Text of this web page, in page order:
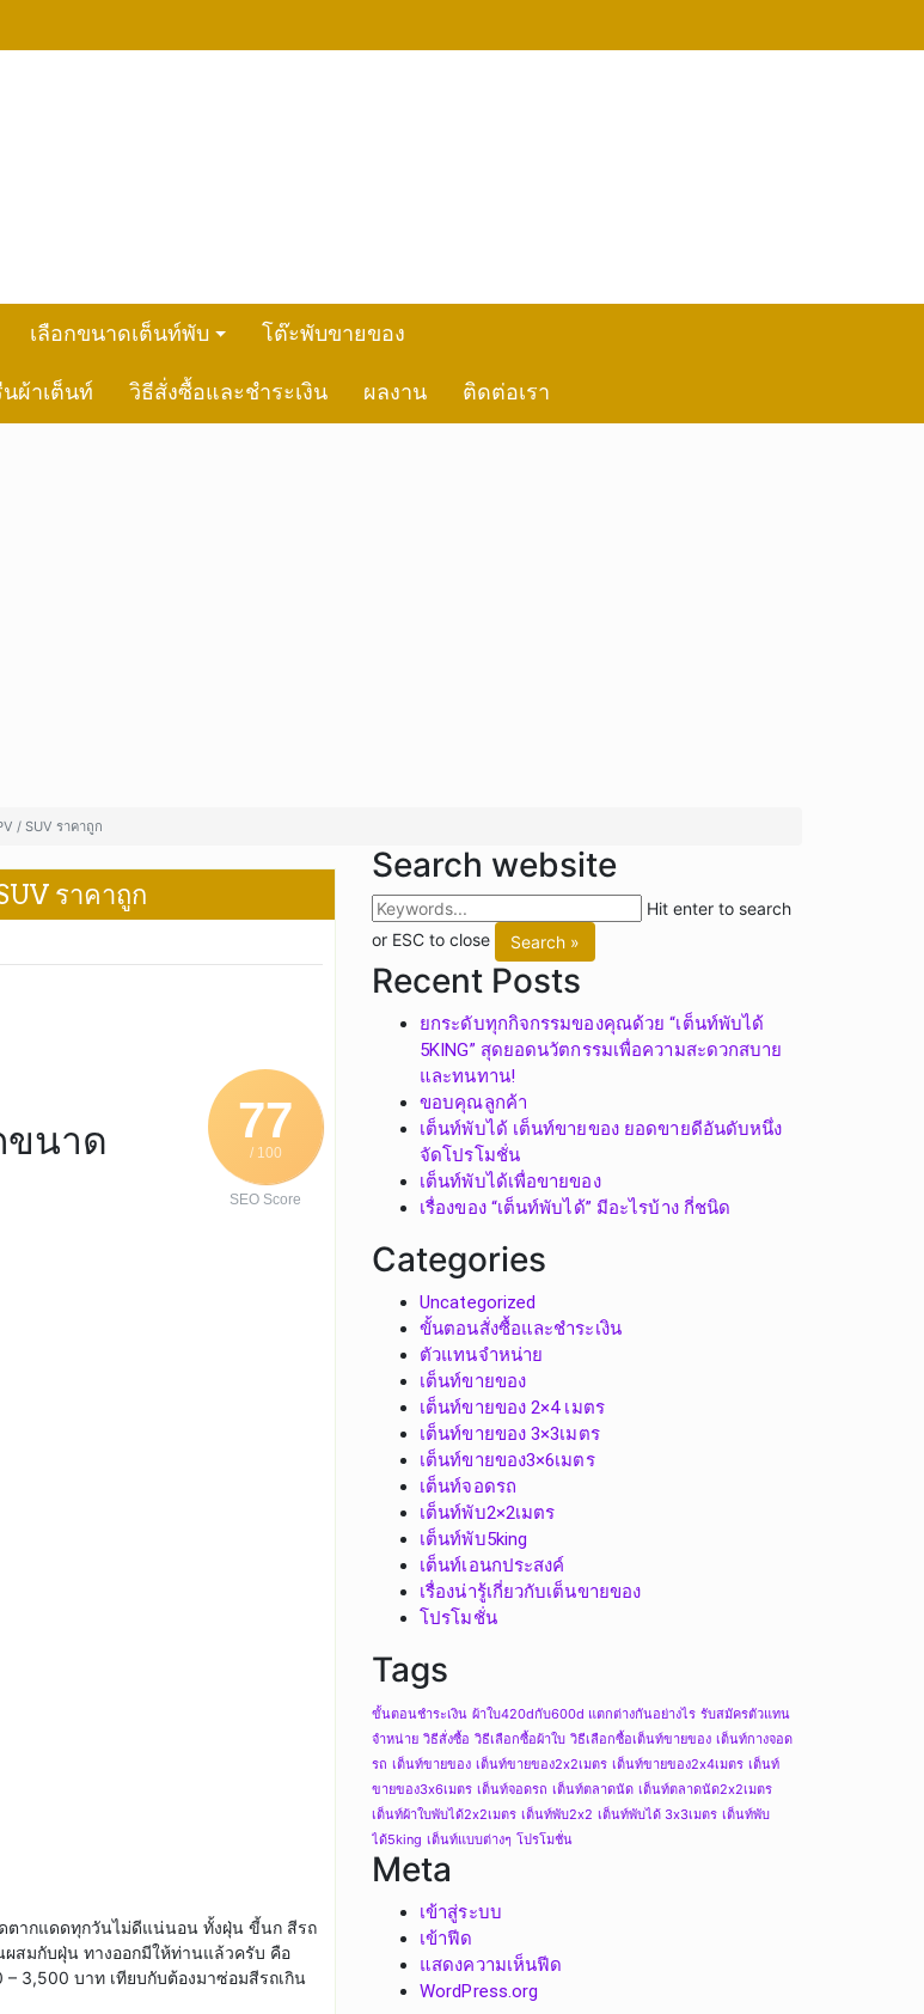
เลือกขนาดเต็นท์พับ โต๊ะพับขายของ
ผ้าเต็นท์ วิธีสั่งซื้อและชำระเงิน ผลงาน ติดต่อเรา
/ SUV ราคาถูก
ราคาถูก
77
/ 100
SEO Score
ขนาด
ตากแดดทุกวันไม่ดีแน่นอน ทั้งฝุ่น ขี้นก สีรถ
สมกับฝุ่น ทางออกมีให้ท่านแล้วครับ คือ
– 3,500 บาท เทียบกับต้องมาซ่อมสีรถเกิน
Search website
Hit enter to search
or ESC to close
Search »
Recent Posts
ยกระดับทุกกิจกรรมของคุณด้วย “เต็นท์พับได้
5KING” สุดยอดนวัตกรรมเพื่อความสะดวกสบาย
และทนทาน!
ขอบคุณลูกค้า
เต็นท์พับได้ เต็นท์ขายของ ยอดขายดีอันดับหนึ่ง
จัดโปรโมชั่น
เต็นท์พับได้เพื่อขายของ
เรื่องของ “เต็นท์พับได้” มีอะไรบ้าง กี่ชนิด
Categories
Uncategorized
ขั้นตอนสั่งซื้อและชำระเงิน
ตัวแทนจำหน่าย
เต็นท์ขายของ
เต็นท์ขายของ 2×4 เมตร
เต็นท์ขายของ 3×3เมตร
เต็นท์ขายของ3×6เมตร
เต็นท์จอดรถ
เต็นท์พับ2×2เมตร
เต็นท์พับ5king
เต็นท์เอนกประสงค์
เรื่องน่ารู้เกี่ยวกับเต็นขายของ
โปรโมชั่น
Tags
ขั้นตอนชำระเงิน ผ้าใบ420dกับ600d แตกต่างกันอย่างไร รับสมัครตัวแทน
จำหน่าย วิธีสั่งซื้อ วิธีเลือกซื้อผ้าใบ วิธีเลือกซื้อเต็นท์ขายของ เต็นท์กางจอด
รถ เต็นท์ขายของ เต็นท์ขายของ2x2เมตร เต็นท์ขายของ2x4เมตร เต็นท์
ขายของ3x6เมตร เต็นท์จอดรถ เต็นท์ตลาดนัด เต็นท์ตลาดนัด2x2เมตร
เต็นท์ผ้าใบพับได้2x2เมตร เต็นท์พับ2x2 เต็นท์พับได้ 3x3เมตร เต็นท์พับ
ได้5king เต็นท์แบบต่างๆ โปรโมชั่น
Meta
เข้าสู่ระบบ
เข้าฟีด
แสดงความเห็นฟีด
WordPress.org